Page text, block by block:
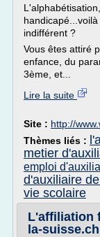
indifférent ?
Vous êtes attiré
enfance, du
3ème, et...
Lire la suite
Site : http://
Thèmes liés :
metier
emploi
d'auxiliaire
vie scolaire
L'affiliation
la-suisse.ch